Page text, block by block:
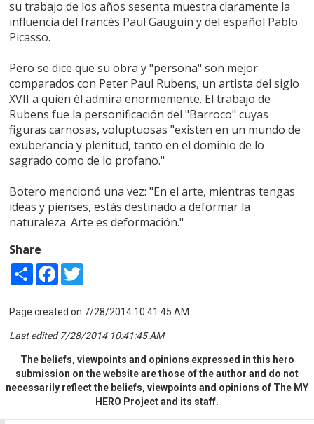
su trabajo de los años sesenta muestra claramente la
influencia del francés Paul Gauguin y del español Pablo
Picasso.
Pero se dice que su obra y "persona" son mejor
comparados con Peter Paul Rubens, un artista del siglo
XVII a quien él admira enormemente. El trabajo de
Rubens fue la personificación del "Barroco" cuyas
figuras carnosas, voluptuosas "existen en un mundo de
exuberancia y plenitud, tanto en el dominio de lo
sagrado como de lo profano."
Botero mencionó una vez: "En el arte, mientras tengas
ideas y pienses, estás destinado a deformar la
naturaleza. Arte es deformación."
Share
Share Facebook
Page created on 7/28/2014 10:41:45 AM
Last edited 7/28/2014 10:41:45 AM
The beliefs, viewpoints and opinions expressed in this hero
submission on the website are those of the author and do not
necessarily reflect the beliefs, viewpoints and opinions of The MY
HERO Project and its staff.